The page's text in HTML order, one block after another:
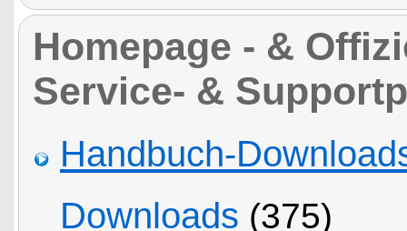
Homepage - &
Service- &
Handbuch-
Downloads (375)